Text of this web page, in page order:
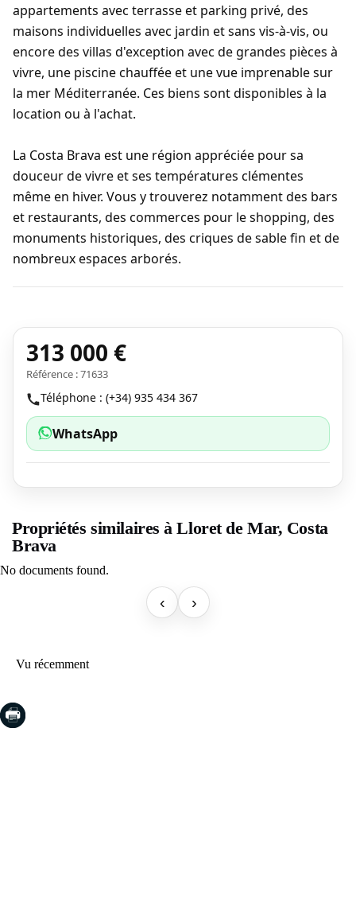
appartements avec terrasse et parking privé, des
maisons individuelles avec jardin et sans vis-à-vis, ou
encore des villas d'exception avec de grandes pièces à
vivre, une piscine chauffée et une vue imprenable sur
la mer Méditerranée. Ces biens sont disponibles à la
location ou à l'achat.
La Costa Brava est une région appréciée pour sa
douceur de vivre et ses températures clémentes
même en hiver. Vous y trouverez notamment des bars
et restaurants, des commerces pour le shopping, des
monuments historiques, des criques de sable fin et de
nombreux espaces arborés.
313 000 €
Référence : 71633
Téléphone : (+34) 935 434 367
WhatsApp
Propriétés similaires à Lloret de Mar, Costa
Brava
No documents found.
‹ ›
Vu récemment